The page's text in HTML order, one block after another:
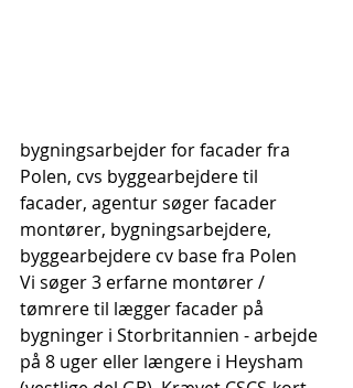
bygningsarbejder for facader fra
Polen, cvs byggearbejdere til
facader, agentur søger facader
montører, bygningsarbejdere,
byggearbejdere cv base fra Polen
Vi søger 3 erfarne montører /
tømrere til lægger facader på
bygninger i Storbritannien - arbejde
på 8 uger eller længere i Heysham